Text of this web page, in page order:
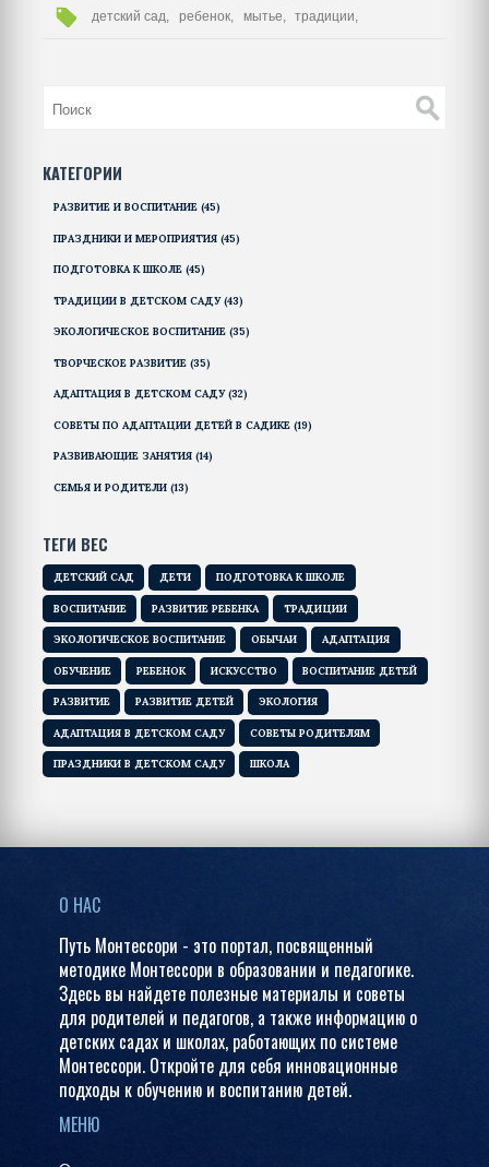
детский сад, ребенок, мытье, традиции,
КАТЕГОРИИ
РАЗВИТИЕ И ВОСПИТАНИЕ (45)
ПРАЗДНИКИ И МЕРОПРИЯТИЯ (45)
ПОДГОТОВКА К ШКОЛЕ (45)
ТРАДИЦИИ В ДЕТСКОМ САДУ(43)
ЭКОЛОГИЧЕСКОЕ ВОСПИТАНИЕ (35)
ТВОРЧЕСКОЕ РАЗВИТИЕ (35)
АДАПТАЦИЯ В ДЕТСКОМ САДУ(32)
СОВЕТЫ ПО АДАПТАЦИИ ДЕТЕЙ В САДИКЕ (19)
РАЗВИВАЮЩИЕ ЗАНЯТИЯ (14)
СЕМЬЯ И РОДИТЕЛИ (13)
ТЕГИ ВЕС
ДЕТСКИЙ САД ДЕТИ ПОДГОТОВКА К ШКОЛЕ
ВОСПИТАНИЕ РАЗВИТИЕ РЕБЕНКА ТРАДИЦИИ
ЭКОЛОГИЧЕСКОЕ ВОСПИТАНИЕ ОБЫЧАИ АДАПТАЦИЯ
ОБУЧЕНИЕ РЕБЕНОК ИСКУССТВО ВОСПИТАНИЕ ДЕТЕЙ
РАЗВИТИЕ РАЗВИТИЕ ДЕТЕЙ ЭКОЛОГИЯ
АДАПТАЦИЯ В ДЕТСКОМ САДУ СОВЕТЫ РОДИТЕЛЯМ
ПРАЗДНИКИ В ДЕТСКОМ САДУ ШКОЛА
О НАС
Путь Монтессори - это портал, посвященный
методике Монтессори в образовании и педагогике.
Здесь вы найдете полезные материалы и советы
для родителей и педагогов, а также информацию о
детских садах и школах, работающих по системе
Монтессори. Откройте для себя инновационные
подходы к обучению и воспитанию детей.
МЕНЮ